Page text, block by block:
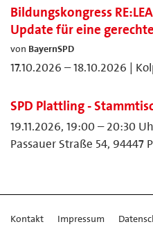
Bildungskongress
Update für eine
von BayernSPD
17.10.2026 – 18.10.2026 |
SPD Plattling -
19.11.2026, 19:00 – 20:30
Passauer Straße 54, 94447
Kontakt Impressum